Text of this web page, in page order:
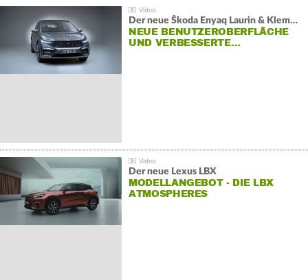
Der neue Škoda Enyaq Laurin & Klement
NEUE BENUTZEROBERFLÄCHE
UND VERBESSERTE…
Der neue Lexus LBX
MODELLANGEBOT - DIE LBX
ATMOSPHERES